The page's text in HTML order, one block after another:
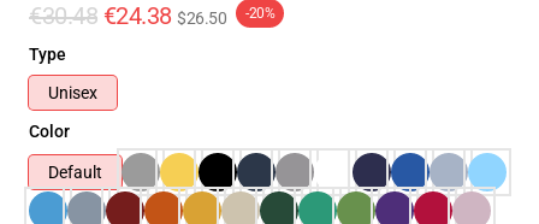
€30.48 €24.38 $26.50 -20%
Type
Unisex
Color
Default